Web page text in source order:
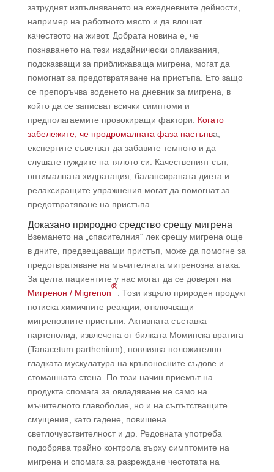
затруднят изпълняването на ежедневните дейности,
например на работното място и да влошат
качеството на живот. Добрата новина е, че
познаването на тези издайнически оплаквания,
подсказващи за приближаваща мигрена, могат да
помогнат за предотвратяване на пристъпа. Ето защо
се препоръчва воденето на дневник за мигрена, в
който да се записват всички симптоми и
предполагаемите провокиращи фактори. Когато
забележите, че продромалната фаза настъпва,
експертите съветват да забавите темпото и да
слушате нуждите на тялото си. Качественият сън,
оптималната хидратация, балансираната диета и
релаксиращите упражнения могат да помогнат за
предотвратяване на пристъпа.
Доказано природно средство срещу мигрена
Вземането на „спасителния“ лек срещу мигрена още
в дните, предвещаващи пристъп, може да помогне за
предотвратяване на мъчителната мигренозна атака.
За целта пациентите у нас могат да се доверят на
Мигренон / Migrenon
®
. Този изцяло природен продукт
потиска химичните реакции, отключващи
мигренозните пристъпи. Активната съставка
партенолид, извлечена от билката Моминска вратига
(Tanacetum parthenium), повлиява положително
гладката мускулатура на кръвоносните съдове и
стомашната стена. По този начин приемът на
продукта спомага за овладяване не само на
мъчителното главоболие, но и на съпътстващите
смущения, като гадене, повишена
светлочувствителност и др. Редовната употреба
подобрява трайно контрола върху симптомите на
мигрена и спомага за разреждане честотата на